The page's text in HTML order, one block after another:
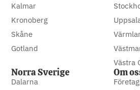
Kalmar
Kronoberg
Skåne
Gotland
Västra
Norra Sverige
Dalarna
Om